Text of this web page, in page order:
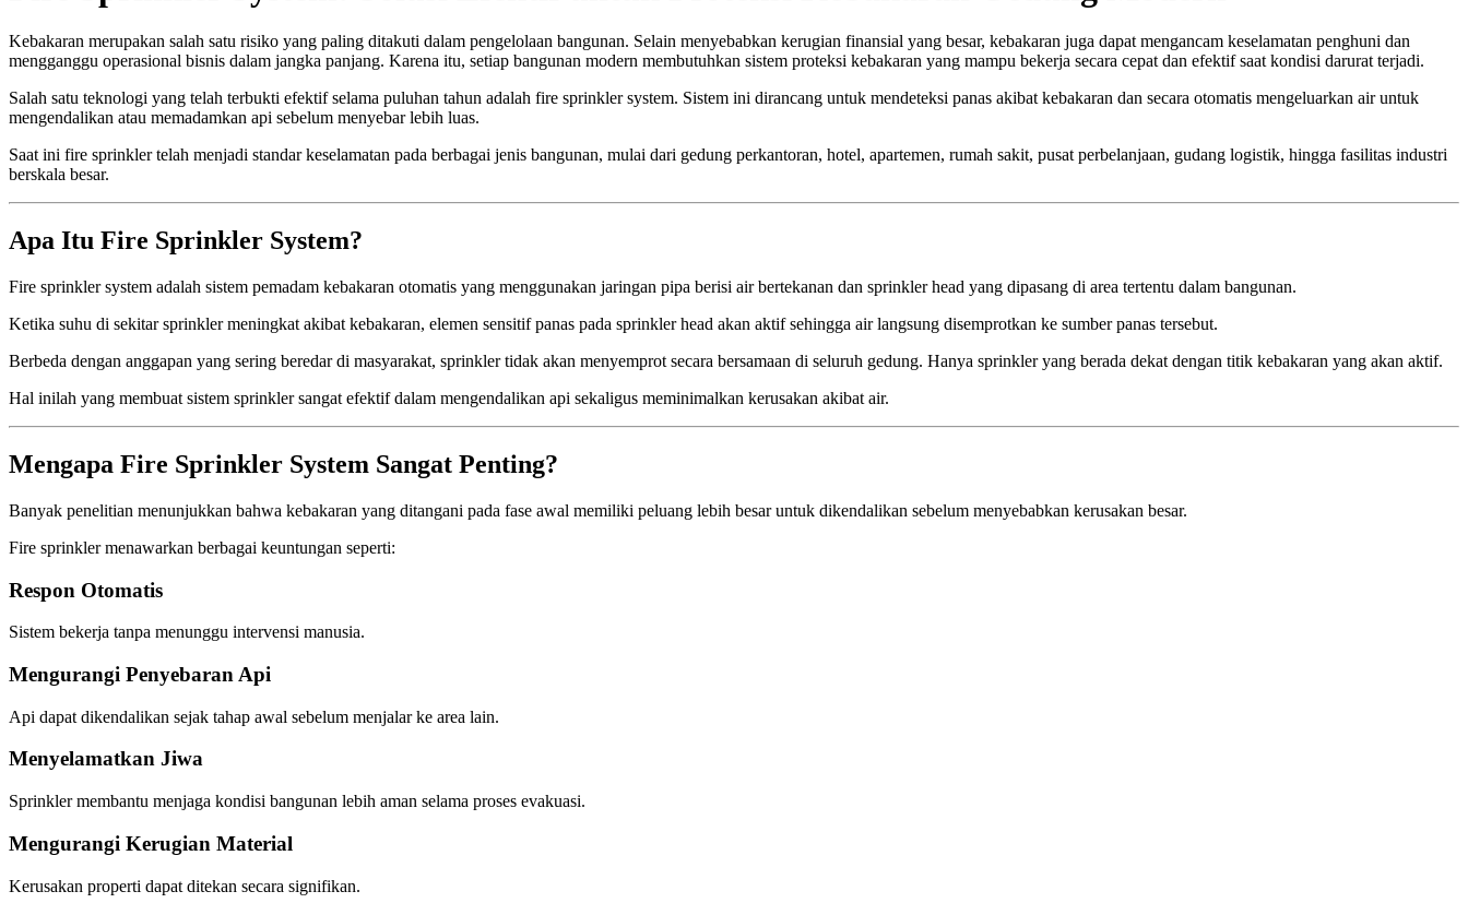
Kebakaran merupakan salah satu risiko yang paling ditakuti dalam pengelolaan bangunan. Selain menyebabkan kerugian finansial yang besar, kebakaran juga dapat mengancam keselamatan penghuni dan
mengganggu operasional bisnis dalam jangka panjang. Karena itu, setiap bangunan modern membutuhkan sistem proteksi kebakaran yang mampu bekerja secara cepat dan efektif saat kondisi darurat terjadi.
Salah satu teknologi yang telah terbukti efektif selama puluhan tahun adalah fire sprinkler system. Sistem ini dirancang untuk mendeteksi panas akibat kebakaran dan secara otomatis mengeluarkan air untuk
mengendalikan atau memadamkan api sebelum menyebar lebih luas.
Saat ini fire sprinkler telah menjadi standar keselamatan pada berbagai jenis bangunan, mulai dari gedung perkantoran, hotel, apartemen, rumah sakit, pusat perbelanjaan, gudang logistik, hingga fasilitas industri
berskala besar.
Apa Itu Fire Sprinkler System?
Fire sprinkler system adalah sistem pemadam kebakaran otomatis yang menggunakan jaringan pipa berisi air bertekanan dan sprinkler head yang dipasang di area tertentu dalam bangunan.
Ketika suhu di sekitar sprinkler meningkat akibat kebakaran, elemen sensitif panas pada sprinkler head akan aktif sehingga air langsung disemprotkan ke sumber panas tersebut.
Berbeda dengan anggapan yang sering beredar di masyarakat, sprinkler tidak akan menyemprot secara bersamaan di seluruh gedung. Hanya sprinkler yang berada dekat dengan titik kebakaran yang akan aktif.
Hal inilah yang membuat sistem sprinkler sangat efektif dalam mengendalikan api sekaligus meminimalkan kerusakan akibat air.
Mengapa Fire Sprinkler System Sangat Penting?
Banyak penelitian menunjukkan bahwa kebakaran yang ditangani pada fase awal memiliki peluang lebih besar untuk dikendalikan sebelum menyebabkan kerusakan besar.
Fire sprinkler menawarkan berbagai keuntungan seperti:
Respon Otomatis
Sistem bekerja tanpa menunggu intervensi manusia.
Mengurangi Penyebaran Api
Api dapat dikendalikan sejak tahap awal sebelum menjalar ke area lain.
Menyelamatkan Jiwa
Sprinkler membantu menjaga kondisi bangunan lebih aman selama proses evakuasi.
Mengurangi Kerugian Material
Kerusakan properti dapat ditekan secara signifikan.